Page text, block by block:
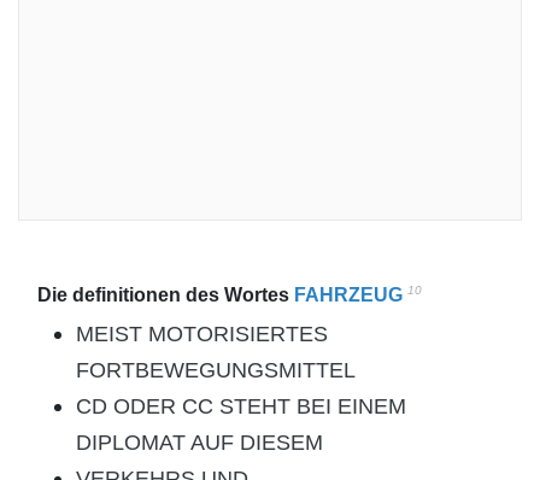
Die definitionen des Wortes FAHRZEUG 10
MEIST MOTORISIERTES
FORTBEWEGUNGSMITTEL
CD ODER CC STEHT BEI EINEM
DIPLOMAT AUF DIESEM